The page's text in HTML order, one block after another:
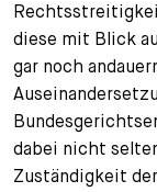
Trainees
Student
Assistants
Application
Questions
Unsolicited
Your Career
Your career
diese mit Blick
gar noch
dabei nicht
Zuständigkeit